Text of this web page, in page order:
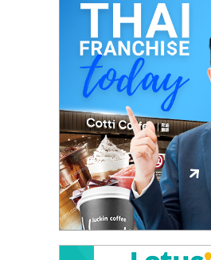
ไชส์
พร้อม
ทำเล
สำหรับ